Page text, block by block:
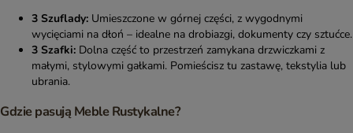
3 Szuflady: Umieszczone w górnej części, z wygodnymi
wycięciami na dłoń – idealne na drobiazgi, dokumenty czy sztućce.
3 Szafki: Dolna część to przestrzeń zamykana drzwiczkami z
małymi, stylowymi gałkami. Pomieścisz tu zastawę, tekstylia lub
ubrania.
Gdzie pasują Meble Rustykalne?